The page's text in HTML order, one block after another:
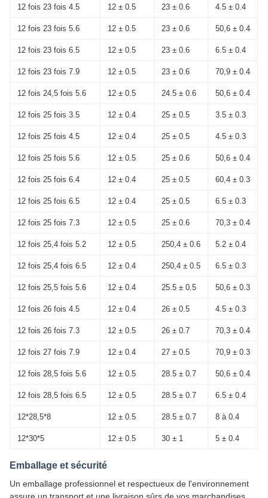
12 fois 23 fois 4.5 12 ± 0.5 23 ± 0.6 4.5 ± 0.4
12 fois 23 fois 5.6 12 ± 0.5 23 ± 0.6 50,6 ± 0.4
12 fois 23 fois 6.5 12 ± 0.5 23 ± 0.6 6.5 ± 0.4
12 fois 23 fois 7.9 12 ± 0.5 23 ± 0.6 70,9 ± 0.4
12 fois 24,5 fois 5.6 12 ± 0.5 24.5 ± 0.6 50,6 ± 0.4
12 fois 25 fois 3.5 12 ± 0.4 25 ± 0.5 3.5 ± 0.3
12 fois 25 fois 4.5 12 ± 0.4 25 ± 0.5 4.5 ± 0.3
12 fois 25 fois 5.6 12 ± 0.5 25 ± 0.6 50,6 ± 0.4
12 fois 25 fois 6.4 12 ± 0.4 25 ± 0.5 60,4 ± 0.3
12 fois 25 fois 6.5 12 ± 0.4 25 ± 0.5 6.5 ± 0.3
12 fois 25 fois 7.3 12 ± 0.5 25 ± 0.6 70,3 ± 0.4
12 fois 25,4 fois 5.2 12 ± 0.5 250,4 ± 0.6 5.2 ± 0.4
12 fois 25,4 fois 6.5 12 ± 0.4 250,4 ± 0.5 6.5 ± 0.3
12 fois 25,5 fois 5.6 12 ± 0.4 25.5 ± 0.5 50,6 ± 0.3
12 fois 26 fois 4.5 12 ± 0.4 26 ± 0.5 4.5 ± 0.3
12 fois 26 fois 7.3 12 ± 0.5 26 ± 0.7 70,3 ± 0.4
12 fois 27 fois 7.9 12 ± 0.4 27 ± 0.5 70,9 ± 0.3
12 fois 28,5 fois 5.6 12 ± 0.5 28.5 ± 0.7 50,6 ± 0.4
12 fois 28,5 fois 6.5 12 ± 0.5 28.5 ± 0.7 6.5 ± 0.4
12*28,5*8 12 ± 0.5 28.5 ± 0.7 8 à 0.4
12*30*5 12 ± 0.5 30 ± 1 5 ± 0.4
Emballage et sécurité
Un emballage professionnel et respectueux de l'environnement
assure un transport et une livraison sûrs de vos marchandises